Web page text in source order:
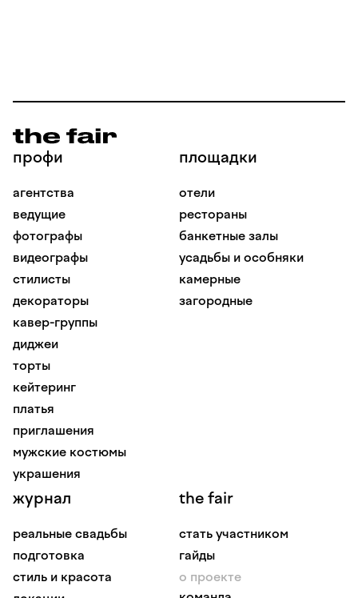
профи
агентства
ведущие
фотографы
видеографы
стилисты
декораторы
кавер-группы
диджеи
торты
кейтеринг
платья
приглашения
мужские костюмы
украшения
площадки
отели
рестораны
банкетные залы
усадьбы и особняки
камерные
загородные
журнал
реальные свадьбы
подготовка
стиль и красота
the fair
стать участником
гайды
о проекте